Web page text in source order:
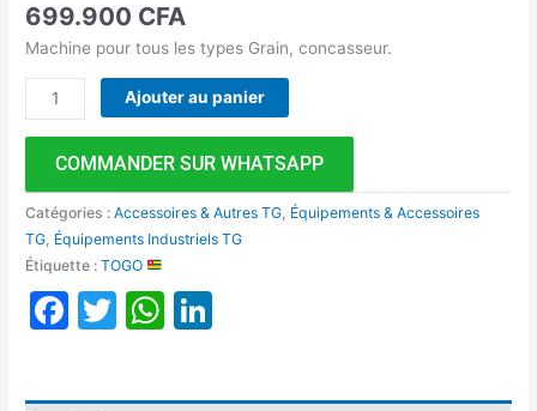
699.900 CFA
Machine pour tous les types Grain, concasseur.
Ajouter au panier
COMMANDER SUR WHATSAPP
Catégories :Accessoires & Autres TG Équipements & Accessoires
TG Équipements Industriels TG
Étiquette :TOGO
Facebook
TwitterWhatsApp